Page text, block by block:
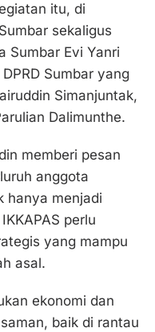
itu, di
sekaligus
Sumbar Evi Yanri
Sumbar yang
Simanjuntak,
Dalimunthe.
memberi pesan
anggota
hanya menjadi
perlu
yang mampu
asal.
ekonomi dan
baik di rantau